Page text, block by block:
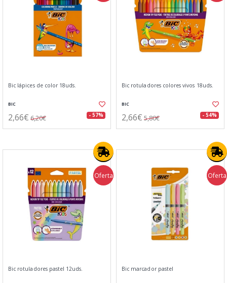
Bic lápices de color 18uds.
BIC
2,66€ 6,20€ - 57%
Bic rotuladores colores vivos 18uds.
BIC
2,66€ 5,80€ - 54%
Oferta
Bic rotuladores pastel 12uds.
Oferta
Bic marcador pastel